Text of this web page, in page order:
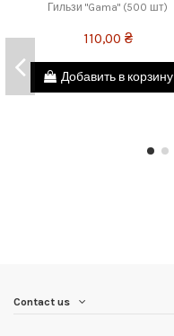
Гильзи "Gama" (500 шт)
110,00 ₴
Добавить в корзину
Contact us